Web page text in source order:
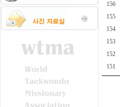
156
155
154
153
152
151